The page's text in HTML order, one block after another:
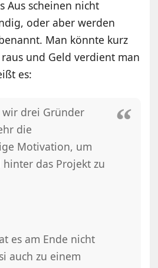
Aus scheinen nicht
oder aber werden
Man könnte kurz
und Geld verdient man
es:
wir drei Gründer
die
Motivation, um
das Projekt zu
es am Ende nicht
auch zu einem